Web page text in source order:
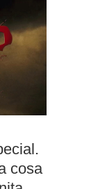
cosa